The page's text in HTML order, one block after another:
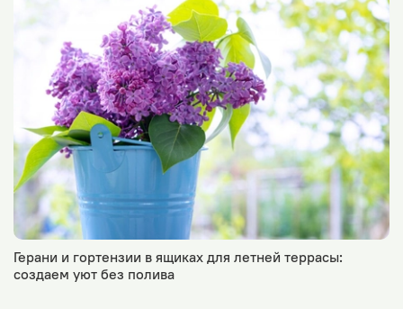
Герани и гортензии в ящиках для летней террасы:
создаем уют без полива